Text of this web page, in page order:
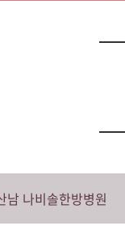
남 나비솔한방병원